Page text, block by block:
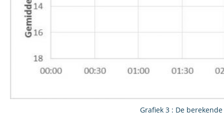
Grafiek 3 : De